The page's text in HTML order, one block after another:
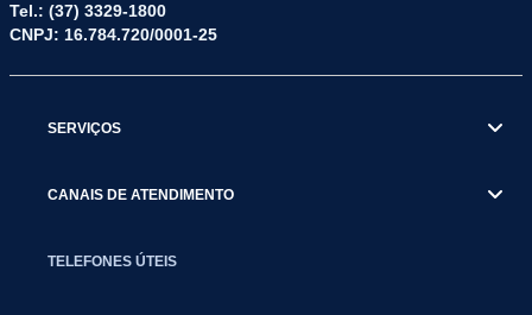
Tel.: (37) 3329-1800
CNPJ: 16.784.720/0001-25
SERVIÇOS
CANAIS DE ATENDIMENTO
TELEFONES ÚTEIS